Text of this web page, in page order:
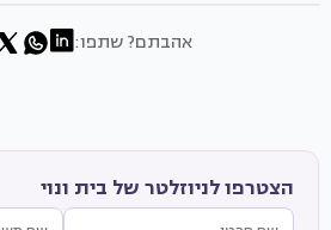
אהבתם? שתפו:
הצטרפו לניוזלטר של בית ונוי